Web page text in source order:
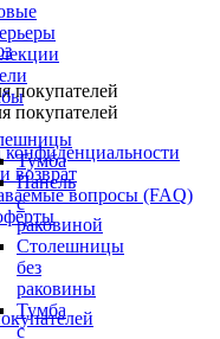
Тумба
Панель
с
раковиной
Столешницы
без
раковины
Тумба
с
покупателей
покупателей
возврат
вопросы (FAQ)